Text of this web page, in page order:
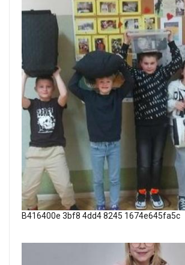
B416400e 3bf8 4dd4 8245 1674e645fa5c